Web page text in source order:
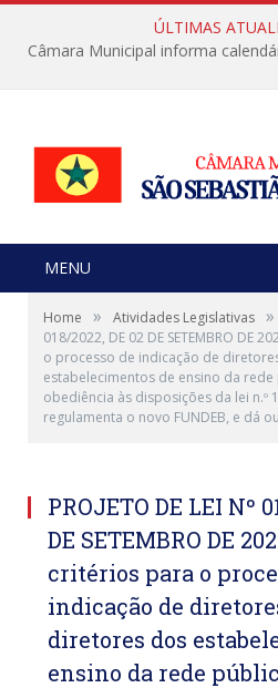
ÚLTIMAS
MENU
Home » Atividades Legislativas »
018/2022, DE 02 DE SETEMBRO DE
o processo de indicação de
estabelecimentos de ensino da
obediência às disposições da lei n.º
regulamenta o novo FUNDEB, e dá
PROJETO DE LEI Nº
DE SETEMBRO DE
critérios para o
indicação de
diretores dos
ensino da rede